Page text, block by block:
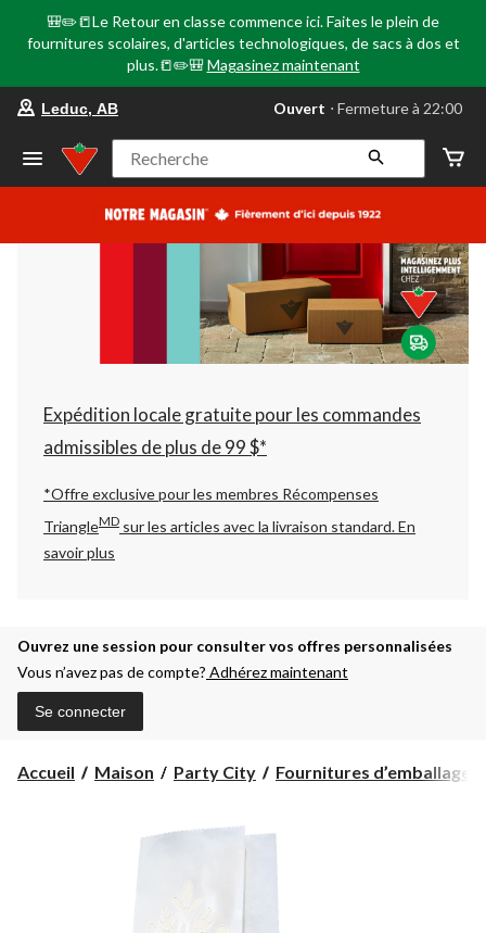
🎒✏️📒Le Retour en classe commence ici. Faites le plein de
fournitures scolaires, d'articles technologiques, de sacs à dos et
plus.📒✏️🎒 Magasinez maintenant
votre
préféré
Leduc,
AB,
courament
Fermeture
à
22:00
cliquer
pour
changer
Leduc, AB Ouvert ⋅ Fermeture à 22:00
Recherche
Expédition locale gratuite pour les commandes
admissibles de plus de 99 $*
*Offre exclusive pour les membres Récompenses
TriangleMD sur les articles avec la livraison standard.En
savoir plus
Ouvrez une session pour consulter vos offres personnalisées
Vous n’avez pas de compte? Adhérez maintenant
Se connecter
Accueil Maison Party City Fournitures d’emballage-